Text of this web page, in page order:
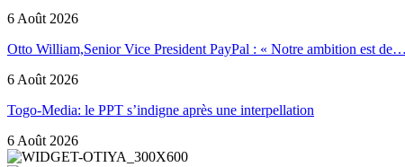
6 Août 2026
Otto William,Senior Vice President PayPal : « Notre ambition est de…
6 Août 2026
Togo-Media: le PPT s’indigne après une interpellation
6 Août 2026